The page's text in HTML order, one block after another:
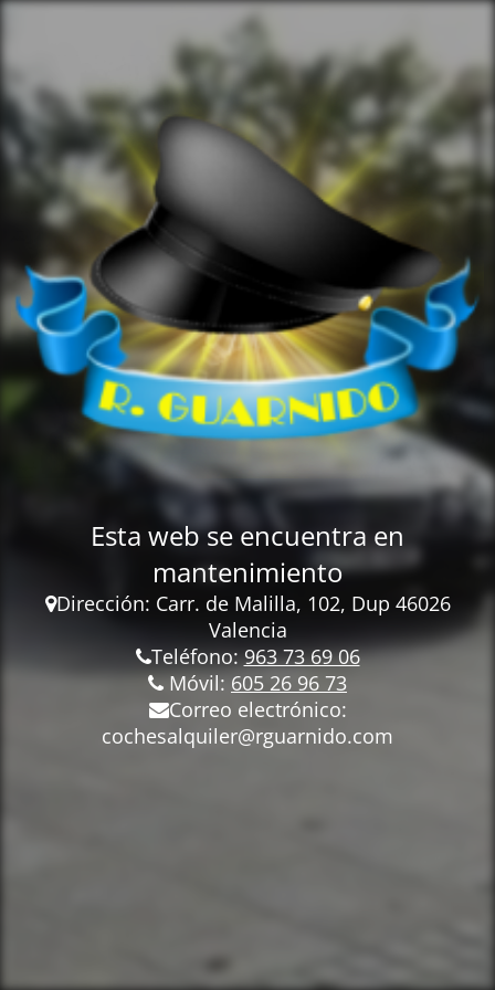
Esta web se encuentra en
mantenimiento
Dirección: Carr. de Malilla, 102, Dup 46026
Valencia
Teléfono:963 73 69 06
Móvil: 605 26 96 73
Correo electrónico:
cochesalquiler@rguarnido.com